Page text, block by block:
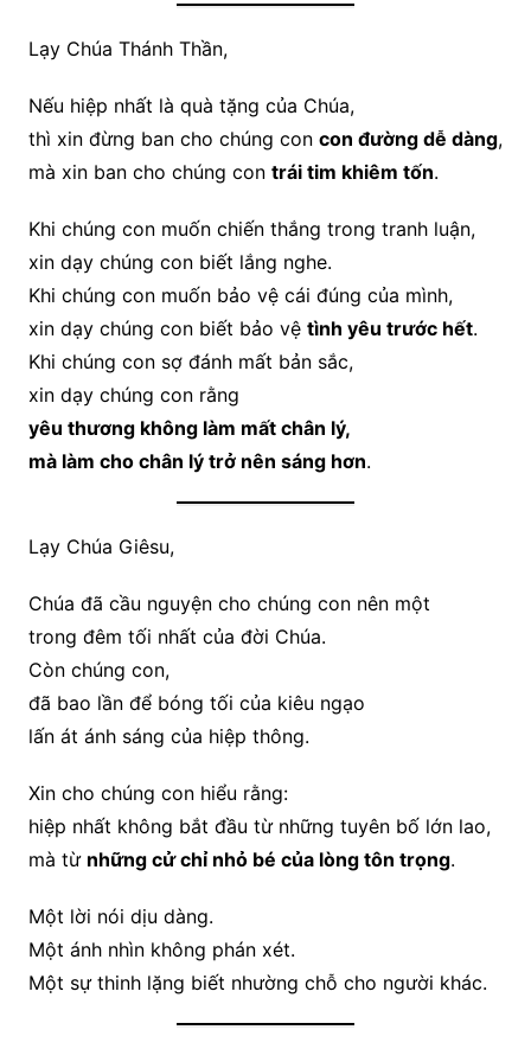
Lạy Chúa Thánh Thần,
Nếu hiệp nhất là quà tặng của Chúa,
thì xin đừng ban cho chúng con con đường dễ dàng,
mà xin ban cho chúng con trái tim khiêm tốn.
Khi chúng con muốn chiến thắng trong tranh luận,
xin dạy chúng con biết lắng nghe.
Khi chúng con muốn bảo vệ cái đúng của mình,
xin dạy chúng con biết bảo vệ tình yêu trước hết.
Khi chúng con sợ đánh mất bản sắc,
xin dạy chúng con rằng
yêu thương không làm mất chân lý,
mà làm cho chân lý trở nên sáng hơn.
Lạy Chúa Giêsu,
Chúa đã cầu nguyện cho chúng con nên một
trong đêm tối nhất của đời Chúa.
Còn chúng con,
đã bao lần để bóng tối của kiêu ngạo
lấn át ánh sáng của hiệp thông.
Xin cho chúng con hiểu rằng:
hiệp nhất không bắt đầu từ những tuyên bố lớn lao,
mà từ những cử chỉ nhỏ bé của lòng tôn trọng.
Một lời nói dịu dàng.
Một ánh nhìn không phán xét.
Một sự thinh lặng biết nhường chỗ cho người khác.